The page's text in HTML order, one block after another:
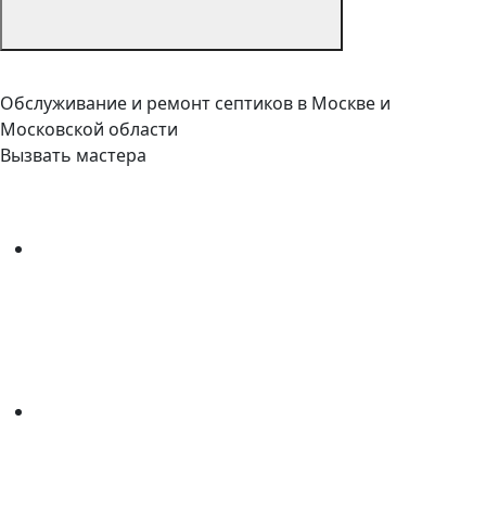
Обслуживание и ремонт септиков в Москве и
Московской области
Вызвать мастера